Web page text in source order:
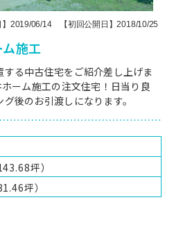
】2019/06/14 【初回公開日】2018/10/25
施工
る中古住宅をご紹介差し上げま
ーム施工の注文住宅！日当り良
後のお引渡しになります。
坪）
坪）